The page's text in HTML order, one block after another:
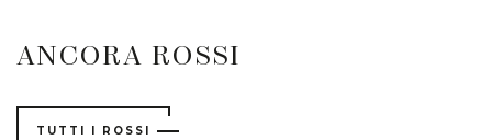
ANCORA ROSSI
TUTTI I ROSSI